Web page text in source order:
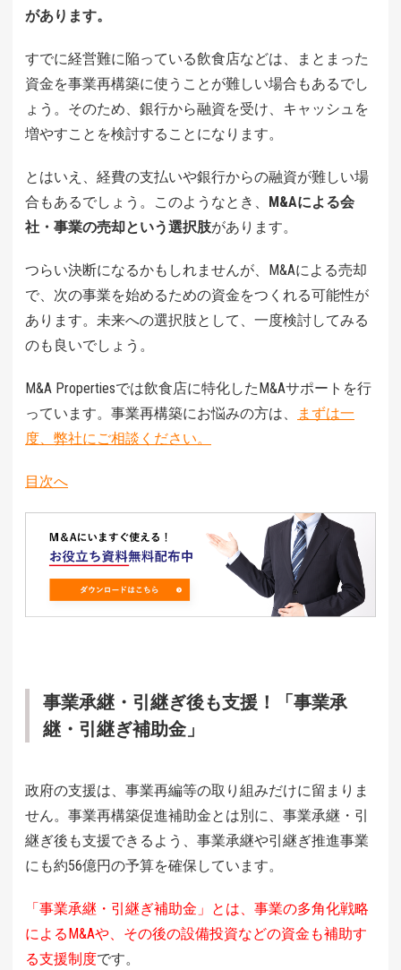
があります。
すでに経営難に陥っている飲食店などは、まとまった
資金を事業再構築に使うことが難しい場合もあるでし
ょう。そのため、銀行から融資を受け、キャッシュを
増やすことを検討することになります。
とはいえ、経費の支払いや銀行からの融資が難しい場
合もあるでしょう。このようなとき、 M&Aによる会
社・事業の売却という選択肢があります。
つらい決断になるかもしれませんが、M&Aによる売却
で、次の事業を始めるための資金をつくれる可能性が
あります。未来への選択肢として、一度検討してみる
のも良いでしょう。
M&A Propertiesでは飲食店に特化したM&Aサポートを行
っています。事業再構築にお悩みの方は、
まずは一
度、弊社にご相談ください。
目次へ
事業承継・引継ぎ後も支援！「事業承
継・引継ぎ補助金」
政府の支援は、事業再編等の取り組みだけに留まりま
せん。事業再構築促進補助金とは別に、事業承継・引
継ぎ後も支援できるよう、事業承継や引継ぎ推進事業
にも約56億円の予算を確保しています。
「事業承継・引継ぎ補助金」とは、事業の多角化戦略
によるM&Aや、その後の設備投資などの資金も補助す
る支援制度です。